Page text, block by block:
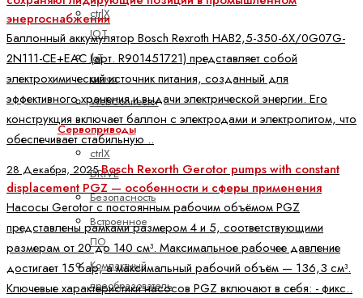
ctrlX
IOT
IoT
шлюз
WebConnector
Сервоприводы
ctrlX
DRIVE
Безопасность
Встроенное
ПО
Компактный
преобразователь
энергоснабжении
Баллонный аккумулятор Bosch Rexroth HAB2,5-350-6X/0G07G-
2N111-CE+EAC (арт. R901451721) представляет собой
электрохимический источник питания, созданный для
эффективного хранения и выдачи электрической энергии. Его
конструкция включает баллон с электродами и электролитом, что
обеспечивает стабильную ..
28 Декабря, 2025Bosch Rexorth Gerotor pumps with constant
displacement PGZ — особенности и сферы применения
Насосы Gerotor с постоянным рабочим объёмом PGZ
представлены рамками размером 4 и 5, соответствующими
размерам от 20 до 140 см³. Максимальное рабочее давление
достигает 15 бар, а максимальный рабочий объём — 136,3 см³.
Ключевые характеристики насосов PGZ включают в себя: - фикс..